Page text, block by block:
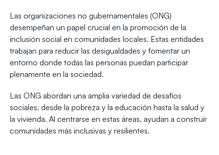
Las organizaciones no gubernamentales (ONG)
desempeñan un papel crucial en la promoción de la
inclusión social en comunidades locales. Estas entidades
trabajan para reducir las desigualdades y fomentar un
entorno donde todas las personas puedan participar
plenamente en la sociedad.
Las ONG abordan una amplia variedad de desafíos
sociales, desde la pobreza y la educación hasta la salud y
la vivienda. Al centrarse en estas áreas, ayudan a construir
comunidades más inclusivas y resilientes.